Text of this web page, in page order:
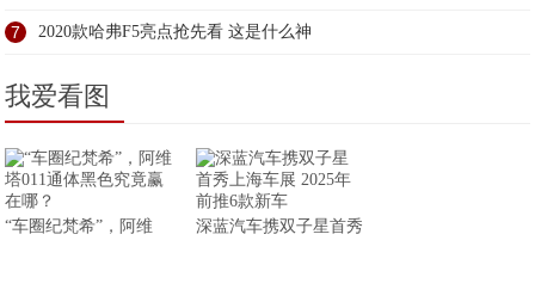
7 2020款哈弗F5亮点抢先看 这是什么神
我爱看图
“车圈纪梵希”，阿维 深蓝汽车携双子星首秀